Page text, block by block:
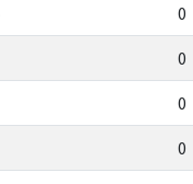
0
0
0
0